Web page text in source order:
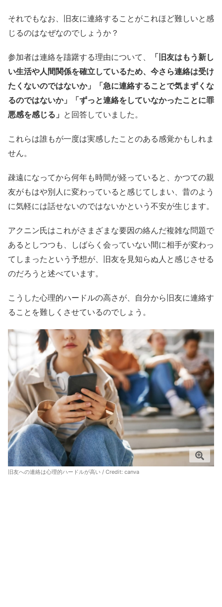
それでもなお、旧友に連絡することがこれほど難しいと感
じるのはなぜなのでしょうか？
参加者は連絡を躊躇する理由について、
「旧友はもう新し
い生活や人間関係を確立しているため、今さら連絡は受け
たくないのではないか」
「急に連絡することで気まずくな
るのではないか」
「ずっと連絡をしていなかったことに罪
悪感を感じる」 と回答していました。
これらは誰もが一度は実感したことのある感覚かもしれま
せん。
疎遠になってから何年も時間が経っていると、かつての親
友がもはや別人に変わっていると感じてしまい、昔のよう
に気軽には話せないのではないかという不安が生じます。
アクニン氏はこれがさまざまな要因の絡んだ複雑な問題で
あるとしつつも、しばらく会っていない間に相手が変わっ
てしまったという予想が、旧友を見知らぬ人と感じさせる
のだろうと述べています。
こうした心理的ハードルの高さが、自分から旧友に連絡す
ることを難しくさせているのでしょう。
旧友への連絡は心理的ハードルが高い / Credit: canva